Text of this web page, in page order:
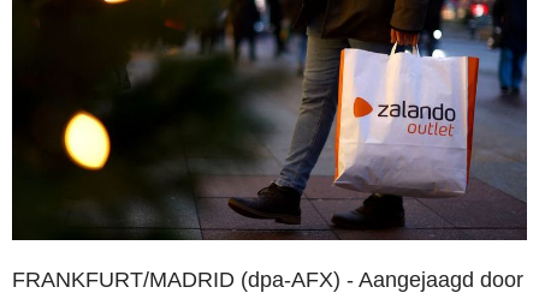
FRANKFURT/MADRID (dpa-AFX) - Aangejaagd door